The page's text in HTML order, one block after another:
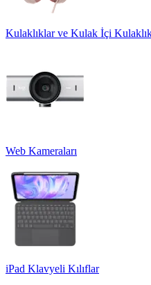
Kulaklıklar ve Kulak İçi
Web Kameraları
iPad Klavyeli Kılıflar